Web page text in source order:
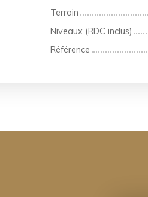
Terrain
Niveaux (RDC inclus)
Référence